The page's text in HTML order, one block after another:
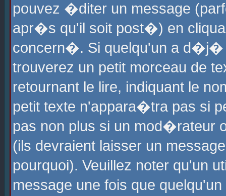
pouvez �diter un message
apr�s qu'il soit post�) en
concern�. Si quelqu'un a
trouverez un petit morceau de
retournant le lire, indiquant le
petit texte n'appara�tra pas si
pas non plus si un mod�rateur
(ils devraient laisser un
pourquoi). Veuillez noter qu'un
message une fois que